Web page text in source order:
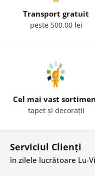
Transport gratuit
peste 500,00 lei
Cel mai vast
tapet și decorații
Serviciul Clienți
în zilele lucrătoare Lu-